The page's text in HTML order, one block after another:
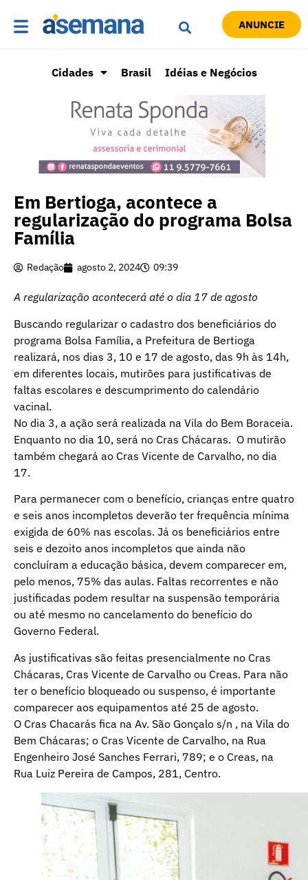
ANUNCIE
Cidades Brasil Idéias e Negócios
‌‌‌Em Bertioga, acontece a
regularização do programa Bolsa
Família
Redação agosto 2, 2024 09:39
A regularização acontecerá até o dia 17 de agosto
Buscando regularizar o cadastro dos beneficiários do
programa Bolsa Família, a Prefeitura de Bertioga
realizará, nos dias 3, 10 e 17 de agosto, das 9h às 14h,
em diferentes locais, mutirões para justificativas de
faltas escolares e descumprimento do calendário
vacinal.
No dia 3, a ação será realizada na Vila do Bem Boraceia.
Enquanto no dia 10, será no Cras Chácaras. O mutirão
também chegará ao Cras Vicente de Carvalho, no dia
17.
Para permanecer com o benefício, crianças entre quatro
e seis anos incompletos deverão ter frequência mínima
exigida de 60% nas escolas. Já os beneficiários entre
seis e dezoito anos incompletos que ainda não
concluíram a educação básica, devem comparecer em,
pelo menos, 75% das aulas. Faltas recorrentes e não
justificadas podem resultar na suspensão temporária
ou até mesmo no cancelamento do benefício do
Governo Federal.
As justificativas são feitas presencialmente no Cras
Chácaras, Cras Vicente de Carvalho ou Creas. Para não
ter o benefício bloqueado ou suspenso, é importante
comparecer aos equipamentos até 25 de agosto.
O Cras Chacarás fica na Av. São Gonçalo s/n , na Vila do
Bem Chácaras; o Cras Vicente de Carvalho, na Rua
Engenheiro José Sanches Ferrari, 789; e o Creas, na
Rua Luiz Pereira de Campos, 281, Centro.